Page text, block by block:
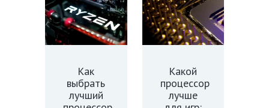
Как
выбрать
лучший
Какой
процессор
лучше